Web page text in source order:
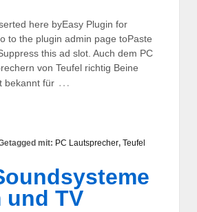
here byEasy Plugin for
to the plugin admin page toPaste
this ad slot. Auch dem PC
von Teufel richtig Beine
bekannt für …
mit: PC Lautsprecher, Teufel
und TV